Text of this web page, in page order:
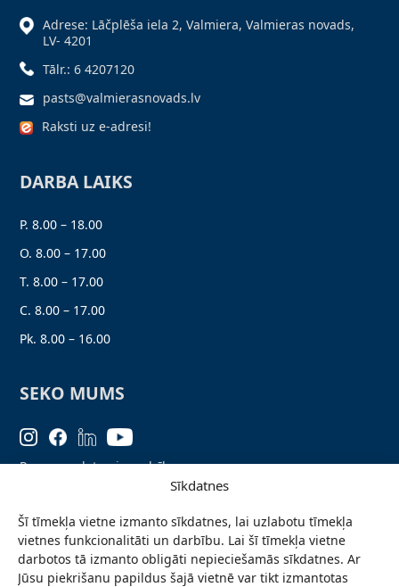
Sīkdatnes
Šī tīmekļa vietne izmanto sīkdatnes, lai uzlabotu tīmekļa
vietnes funkcionalitāti un darbību. Lai šī tīmekļa vietne
darbotos tā izmanto obligāti nepieciešamās sīkdatnes. Ar
Jūsu piekrišanu papildus šajā vietnē var tikt izmantotas
Adrese: Lāčplēša iela 2, Valmiera, Valmieras novads,
LV- 4201
Tālr.: 6 4207120
pasts@valmierasnovads.lv
Raksti uz e-adresi!
DARBA LAIKS
P. 8.00 – 18.00
O. 8.00 – 17.00
T. 8.00 – 17.00
C. 8.00 – 17.00
Pk. 8.00 – 16.00
SEKO MUMS
Personas datu aizsardzība
Ziņo par problēmu
Pieteikties jaunumiem
Piekļūstamības paziņojums